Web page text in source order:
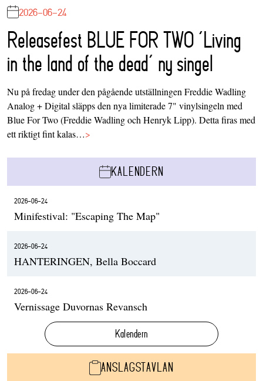
2026-06-24
Releasefest BLUE FOR TWO ‘Living
in the land of the dead’ ny singel
Nu på fredag under den pågående utställningen Freddie Wadling
Analog + Digital släpps den nya limiterade 7" vinylsingeln med
Blue For Two (Freddie Wadling och Henryk Lipp). Detta firas med
ett riktigt fint kalas…>
KALENDERN
2026-06-24
Minifestival: "Escaping The Map"
2026-06-24
HANTERINGEN, Bella Boccard
2026-06-24
Vernissage Duvornas Revansch
Kalendern
ANSLAGSTAVLAN